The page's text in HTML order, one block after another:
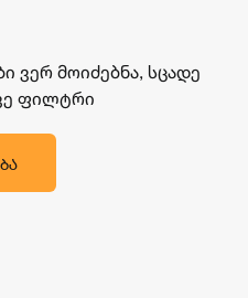
ვერ მოიძებნა, სცადე
ფილტრი